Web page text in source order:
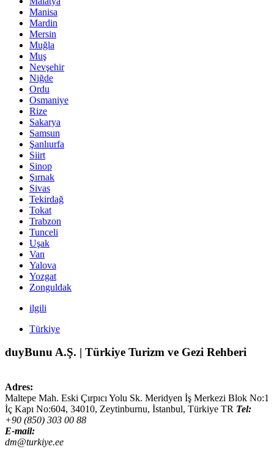
Manisa
Mardin
Mersin
Muğla
Muş
Nevşehir
Niğde
Ordu
Osmaniye
Rize
Sakarya
Samsun
Şanlıurfa
Siirt
Sinop
Şırnak
Sivas
Tekirdağ
Tokat
Trabzon
Tunceli
Uşak
Van
Yalova
Yozgat
Zonguldak
ilgili
Türkiye
duyBunu A.Ş. | Türkiye Turizm ve Gezi Rehberi
Adres:
Maltepe Mah. Eski Çırpıcı Yolu Sk. Meridyen İş Merkezi Blok No:1
İç Kapı No:604, 34010, Zeytinburnu, İstanbul, Türkiye TR Tel:
+90 (850) 303 00 88
E-mail:
dm@turkiye.ee